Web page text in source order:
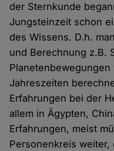
der Sternkunde
Jungsteinzeit schon
des Wissens. D.h.
und Berechnung z.B.
Jahreszeiten
Erfahrungen bei der
allem in Ägypten,
Erfahrungen, meist
Personenkreis